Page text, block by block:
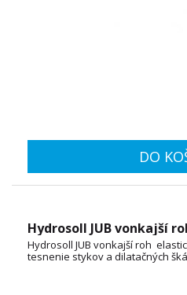
DO
Hydrosoll JUB vonkajší
Hydrosoll JUB vonkajší roh
tesnenie stykov a dilatačných